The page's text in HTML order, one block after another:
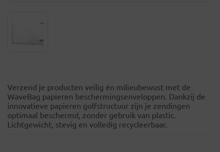
Verzend je producten veilig én milieubewust met de
WaveBag papieren beschermingsenveloppen. Dankzij de
innovatieve papieren golfstructuur zijn je zendingen
optimaal beschermd, zonder gebruik van plastic.
Lichtgewicht, stevig en volledig recycleerbaar.